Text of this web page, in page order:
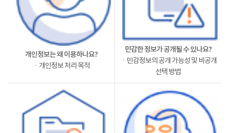
개인정보는 왜 이용하나요?
ㆍ개인정보 처리 목적
민감한 정보가 공개될 수 있나요?
ㆍ민감정보의 공개 가능성 및 비공개
선택 방법